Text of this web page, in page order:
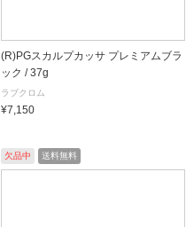
(R)PGスカルプカッサ プレミアムブラ
ック / 37g
ラブクロム
¥7,150
欠品中 送料無料